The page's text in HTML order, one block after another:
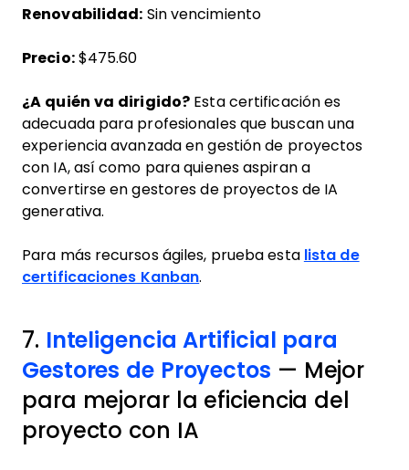
Renovabilidad: Sin vencimiento
Precio:$475.60
¿A quién va dirigido? Esta certificación es
adecuada para profesionales que buscan una
experiencia avanzada en gestión de proyectos
con IA, así como para quienes aspiran a
convertirse en gestores de proyectos de IA
generativa.
Para más recursos ágiles, prueba esta lista de
certificaciones Kanban.
7. Inteligencia Artificial para
Gestores de Proyectos — Mejor
para mejorar la eficiencia del
proyecto con IA